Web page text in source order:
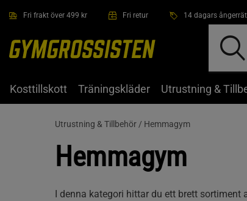
Fri frakt över 499 kr Fri retur 14 dagars
Kosttillskott Träningskläder Utrustning &
Utrustning & Tillbehör / Hemmagym
Hemmagym
I denna kategori hittar du ett brett sortiment